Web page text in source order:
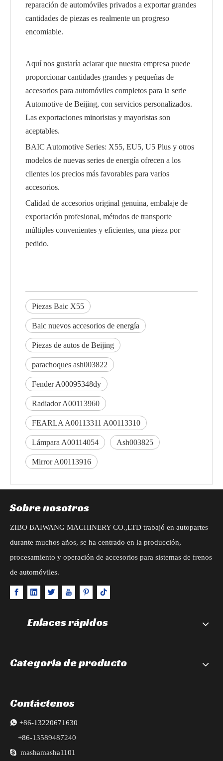
reparación de automóviles privados a exportar grandes
cantidades de piezas es realmente un progreso
encomiable.
Aquí nos gustaría aclarar que nuestra empresa puede
proporcionar cantidades grandes y pequeñas de
accesorios para automóviles completos para la serie
Automotive de Beijing, con servicios personalizados.
Las exportaciones minoristas y mayoristas son
aceptables.
BAIC Automotive Series: X55, EU5, U5 Plus y otros
modelos de nuevas series de energía ofrecen a los
clientes los precios más favorables para varios
accesorios.
Calidad de accesorios original genuina, embalaje de
exportación profesional, métodos de transporte
múltiples convenientes y eficientes, una pieza por
pedido.
Piezas Baic X55
Baic nuevos accesorios de energía
Piezas de autos de Beijing
parachoques ash003822
Fender A00095348dy
Radiador A00113960
FEARLA A00113311 A00113310
Lámpara A00114054 Ash003825
Mirror A00113916
Sobre nosotros
ZIBO BAIWANG MACHINERY CO.,LTD trabajó en autopartes
durante muchos años, se ha centrado en la producción,
procesamiento y operación de accesorios para sistemas de frenos
de automóviles.
Enlaces rápidos
Categoria de producto
Contáctenos
 +86-13220671630
+86-13589487240
 mashamasha1101